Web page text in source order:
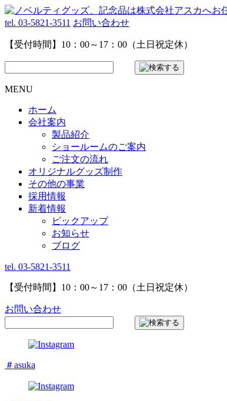
tel. 03-5821-3511 お問い合わせ
【受付時間】10：00～17：00（土日祝定休）
MENU
ホーム
会社案内
製品紹介
ショールームのご案内
ご注文の流れ
オリジナルグッズ制作
その他の事業
採用情報
新着情報
ピックアップ
お知らせ
ブログ
tel. 03-5821-3511
【受付時間】10：00～17：00（土日祝定休）
お問い合わせ
＃asuka